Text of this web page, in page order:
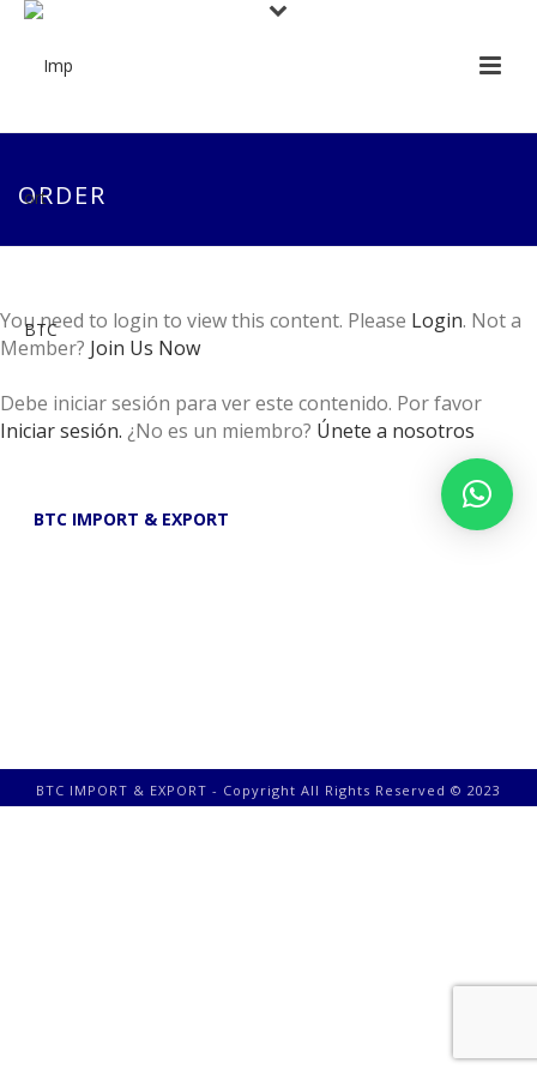
ORDER
You need to login to view this content. Please Login. Not a
Member? Join Us Now
Debe iniciar sesión para ver este contenido. Por favor
Iniciar sesión. ¿No es un miembro? Únete a nosotros
BTC IMPORT & EXPORT
BTC IMPORT & EXPORT - Copyright All Rights Reserved © 2023